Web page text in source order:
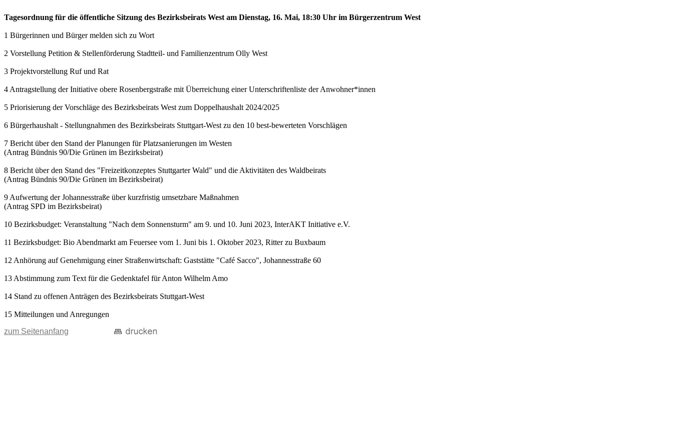
Tagesordnung für die öffentliche Sitzung des Bezirksbeirats West am Dienstag, 16. Mai, 18:30 Uhr im Bürgerzentrum West
1 Bürgerinnen und Bürger melden sich zu Wort
2 Vorstellung Petition & Stellenförderung Stadtteil- und Familienzentrum Olly West
3 Projektvorstellung Ruf und Rat
4 Antragstellung der Initiative obere Rosenbergstraße mit Überreichung einer Unterschriftenliste der Anwohner*innen
5 Priorisierung der Vorschläge des Bezirksbeirats West zum Doppelhaushalt 2024/2025
6 Bürgerhaushalt - Stellungnahmen des Bezirksbeirats Stuttgart-West zu den 10 best-bewerteten Vorschlägen
7 Bericht über den Stand der Planungen für Platzsanierungen im Westen
(Antrag Bündnis 90/Die Grünen im Bezirksbeirat)
8 Bericht über den Stand des "Freizeitkonzeptes Stuttgarter Wald" und die Aktivitäten des Waldbeirats
(Antrag Bündnis 90/Die Grünen im Bezirksbeirat)
9 Aufwertung der Johannesstraße über kurzfristig umsetzbare Maßnahmen
(Antrag SPD im Bezirksbeirat)
10 Bezirksbudget: Veranstaltung "Nach dem Sonnensturm" am 9. und 10. Juni 2023, InterAKT Initiative e.V.
11 Bezirksbudget: Bio Abendmarkt am Feuersee vom 1. Juni bis 1. Oktober 2023, Ritter zu Buxbaum
12 Anhörung auf Genehmigung einer Straßenwirtschaft: Gaststätte "Café Sacco", Johannesstraße 60
13 Abstimmung zum Text für die Gedenktafel für Anton Wilhelm Amo
14 Stand zu offenen Anträgen des Bezirksbeirats Stuttgart-West
15 Mitteilungen und Anregungen
zum Seitenanfang